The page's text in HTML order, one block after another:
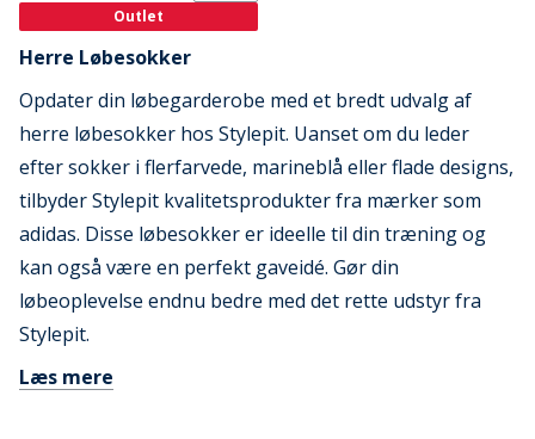
Outlet
Herre Løbesokker
Opdater din løbegarderobe med et bredt udvalg af
herre løbesokker hos Stylepit. Uanset om du leder
efter sokker i flerfarvede, marineblå eller flade designs,
tilbyder Stylepit kvalitetsprodukter fra mærker som
adidas. Disse løbesokker er ideelle til din træning og
kan også være en perfekt gaveidé. Gør din
løbeoplevelse endnu bedre med det rette udstyr fra
Stylepit.
Læs mere